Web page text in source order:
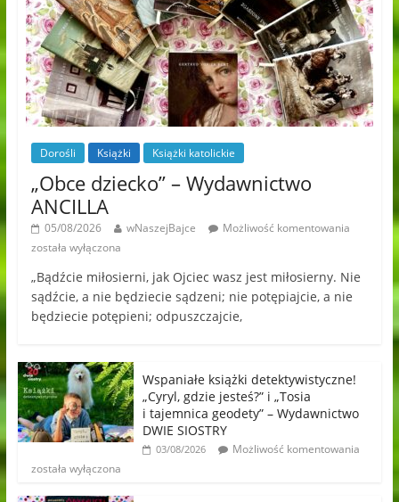
Dorośli Książki Książki katolickie
„Obce dziecko” – Wydawnictwo
ANCILLA
05/08/2026 wNaszejBajce
Możliwość komentowania
została wyłączona
„Bądźcie miłosierni, jak Ojciec wasz jest miłosierny. Nie
sądźcie, a nie będziecie sądzeni; nie potępiajcie, a nie
będziecie potępieni; odpuszczajcie,
Wspaniałe książki detektywistyczne!
„Cyryl, gdzie jesteś?” i „Tosia
i tajemnica geodety” – Wydawnictwo
DWIE SIOSTRY
03/08/2026
Możliwość komentowania
została wyłączona